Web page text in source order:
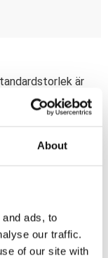
About
ads, to
our traffic.
of our site with
är
7/16-20 kran